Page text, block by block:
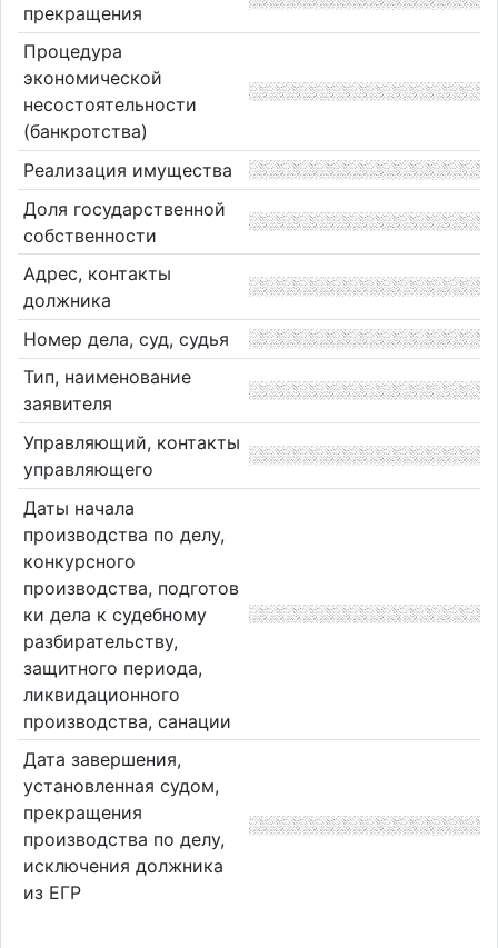
прекращения
Процедура
экономической
несостоятельности
(банкротства)
Реализация имущества
Доля государственной
собственности
Адрес, контакты
должника
Номер дела, суд, судья
Тип, наименование
заявителя
Управляющий, контакты
управляющего
Даты начала
производства по делу,
конкурсного
производства, подготов
ки дела к судебному
разбирательству,
защитного периода,
ликвидационного
производства, санации
Дата завершения,
установленная судом,
прекращения
производства по делу,
исключения должника
из ЕГР